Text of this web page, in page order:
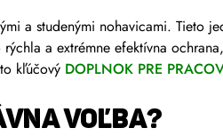
a studenými nohavicami. Tieto
a extrémne efektívna
kľúčový DOPLNOK PRE
VOĽBA?